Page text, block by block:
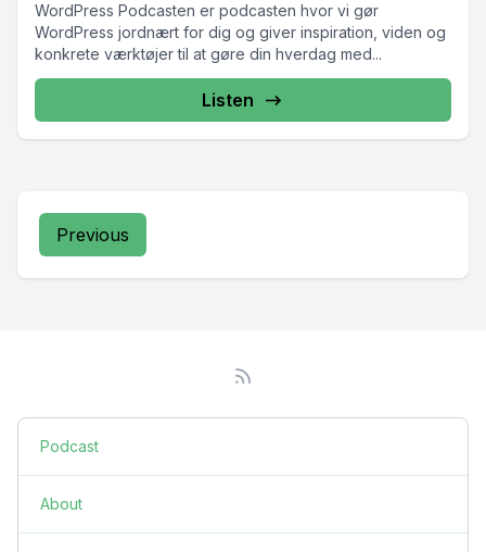
WordPress Podcasten er podcasten hvor vi gør
WordPress jordnært for dig og giver inspiration, viden og
konkrete værktøjer til at gøre din hverdag med...
Listen
Previous
Podcast
About